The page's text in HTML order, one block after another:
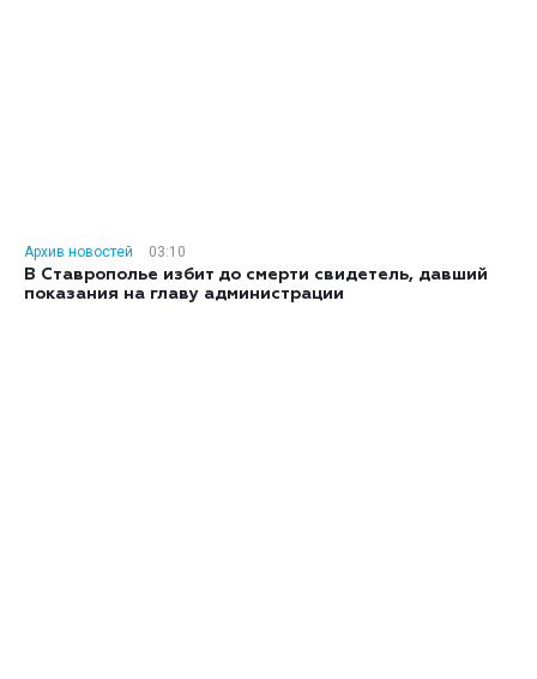
Архив новостей
03:10
В Ставрополье избит до смерти свидетель, давший
показания на главу администрации